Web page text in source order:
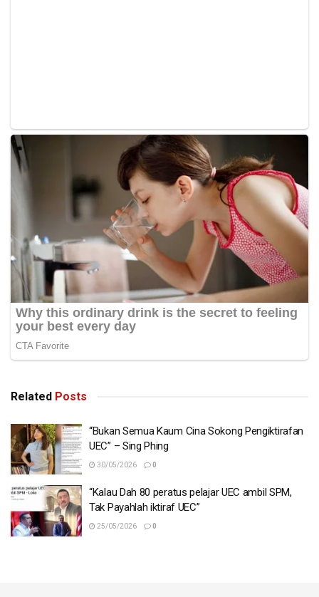
berkata Kementerian Pendidikan telah mengambil langkah
wajar kerana ia lebih konstruktif daripada
melaksanakannya.
“Kami menyeru kerajaan untuk merancang dengan baik,
bermula dari peringkat awal seperti Tingkatan satu dan
tidak sebaliknya melaksanakan dasar baharu yang
menyukarkan pelajar dan guru yang belum bersedia,”
katanya dalam kenyataan. – BERNAMA
Related Posts
“Bukan Semua Kaum Cina Sokong Pengiktirafan
UEC” – Sing Phing
30/05/2026 0
“Kalau Dah 80 peratus pelajar UEC ambil SPM,
Tak Payahlah iktiraf UEC”
25/05/2026 0